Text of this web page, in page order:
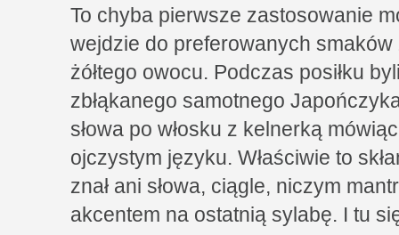
To chyba pierwsze zastosowanie
wejdzie do preferowanych
żółtego owocu. Podczas posiłku
zbłąkanego samotnego
słowa po włosku z kelnerką
ojczystym języku. Właściwie to
znał ani słowa, ciągle, niczym
akcentem na ostatnią sylabę. I tu